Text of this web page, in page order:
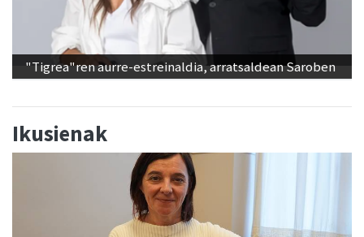
"Tigrea"ren aurre-estreinaldia, arratsaldean Saroben
Ikusienak